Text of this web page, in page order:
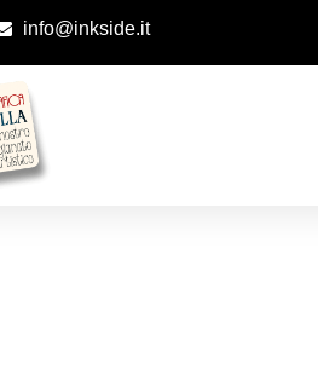
info@inkside.it